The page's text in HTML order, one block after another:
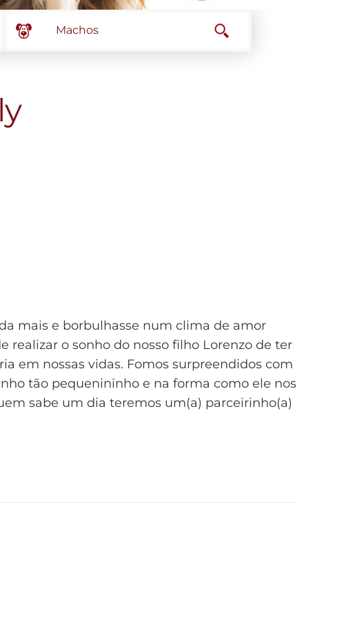
Machos
mais e borbulhasse num clima de amor
o sonho do nosso filho Lorenzo de ter
em nossas vidas. Fomos surpreendidos com
tão pequenininho e na forma como ele nos
sabe um dia teremos um(a) parceirinho(a)